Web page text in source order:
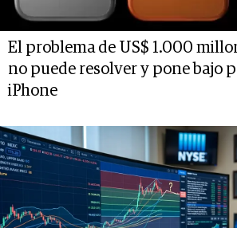
El problema de US$ 1.000
no puede resolver y pone bajo
iPhone